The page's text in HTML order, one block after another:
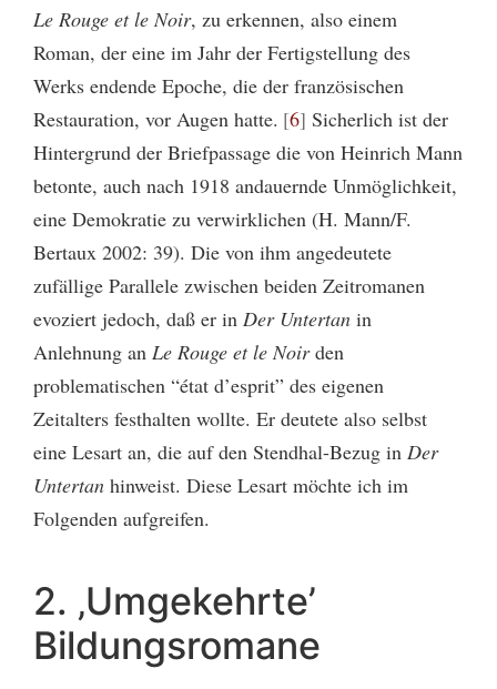
Le Rouge et le Noir, zu erkennen, also einem
Roman, der eine im Jahr der Fertigstellung des
Werks endende Epoche, die der französischen
Restauration, vor Augen hatte. 6 Sicherlich ist der
Hintergrund der Briefpassage die von Heinrich Mann
betonte, auch nach 1918 andauernde Unmöglichkeit,
eine Demokratie zu verwirklichen (H. Mann/F.
Bertaux 2002: 39). Die von ihm angedeutete
zufällige Parallele zwischen beiden Zeitromanen
evoziert jedoch, daß er in Der Untertan in
Anlehnung an Le Rouge et le Noirden
problematischen “état d’esprit” des eigenen
Zeitalters festhalten wollte. Er deutete also selbst
eine Lesart an, die auf den Stendhal-Bezug in Der
Untertan hinweist. Diese Lesart möchte ich im
Folgenden aufgreifen.
2. ‚Umgekehrte’
Bildungsromane